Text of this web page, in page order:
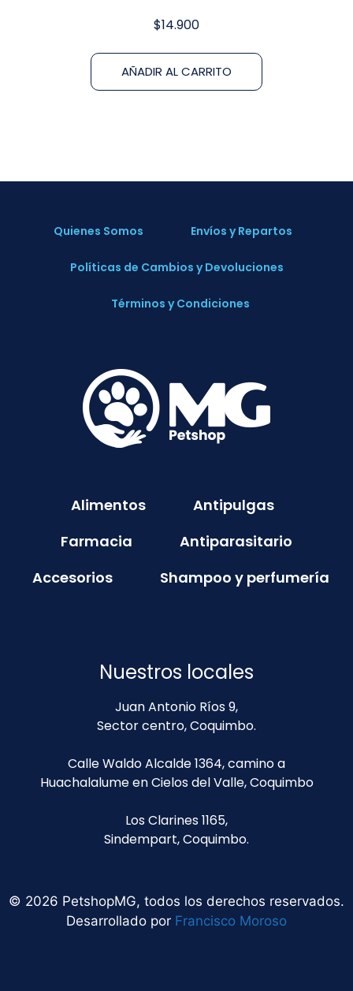
$14.900
AÑADIR AL CARRITO
Quienes Somos Envíos y Repartos
Políticas de Cambios y Devoluciones
Términos y Condiciones
Alimentos
Antipulgas
Farmacia
Antiparasitario
Accesorios
Shampoo y perfumería
Nuestros locales
Juan Antonio Ríos 9,
Sector centro, Coquimbo.
Calle Waldo Alcalde 1364, camino a
Huachalalume en Cielos del Valle, Coquimbo
Los Clarines 1165,
Sindempart, Coquimbo.
© 2026 PetshopMG, todos los derechos reservados.
Desarrollado por Francisco Moroso